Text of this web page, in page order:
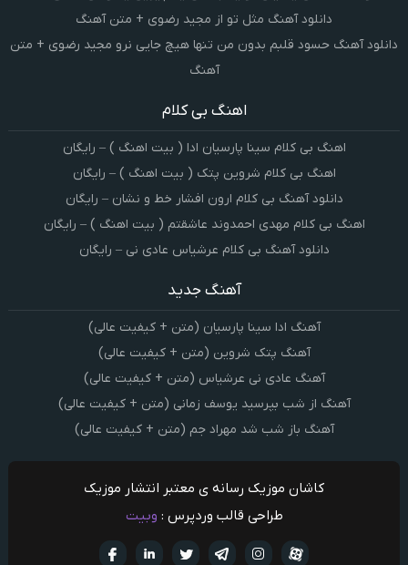
دانلود آهنگ مثل تو از مجید رضوی + متن آهنگ
دانلود آهنگ حسود قلبم بدون من تنها هیچ جایی نرو مجید رضوی + متن
آهنگ
اهنگ بی کلام
اهنگ بی کلام سینا پارسیان ادا ( بیت اهنگ ) – رایگان
اهنگ بی کلام شروین پتک ( بیت اهنگ ) – رایگان
دانلود آهنگ بی کلام ارون افشار خط و نشان – رایگان
اهنگ بی کلام مهدی احمدوند عاشقتم ( بیت اهنگ ) – رایگان
دانلود آهنگ بی کلام عرشیاس عادی نی – رایگان
آهنگ جدید
آهنگ ادا سینا پارسیان (متن + کیفیت عالی)
آهنگ پتک شروین (متن + کیفیت عالی)
آهنگ عادی نی عرشیاس (متن + کیفیت عالی)
آهنگ از شب بپرسید یوسف زمانی (متن + کیفیت عالی)
آهنگ باز شب شد مهراد جم (متن + کیفیت عالی)
کاشان موزیک رسانه ی معتبر انتشار موزیک
طراحی قالب وردپرس : وبیت
تويتر تلگرام
اینستاگرام آپارات